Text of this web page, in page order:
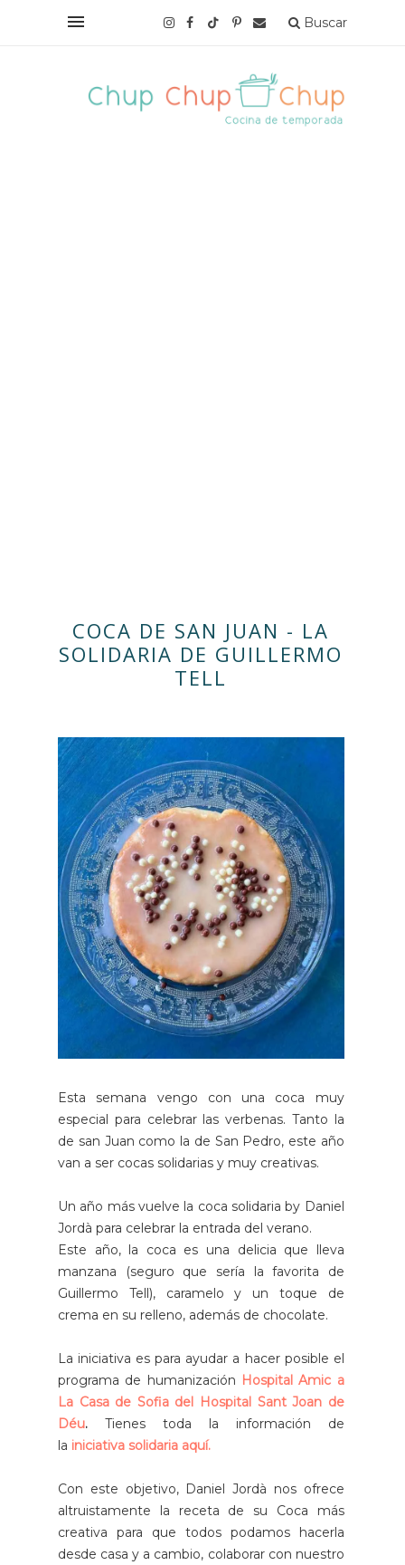
Buscar
COCA DE SAN JUAN - LA
SOLIDARIA DE GUILLERMO
TELL
Esta semana vengo con una coca muy
especial para celebrar las verbenas. Tanto la
de san Juan como la de San Pedro, este año
van a ser cocas solidarias y muy creativas.
Un año más vuelve la coca solidaria by Daniel
Jordà para celebrar la entrada del verano.
Este año, la coca es una delicia que lleva
manzana (seguro que sería la favorita de
Guillermo Tell), caramelo y un toque de
crema en su relleno, además de chocolate.
La iniciativa es para ayudar a hacer posible el
programa de humanización Hospital Amic a
La Casa de Sofia del Hospital Sant Joan de
Déu. Tienes toda la información de
la iniciativa solidaria aquí.
Con este objetivo, Daniel Jordà nos ofrece
altruistamente la receta de su Coca más
creativa para que todos podamos hacerla
desde casa y a cambio, colaborar con nuestro